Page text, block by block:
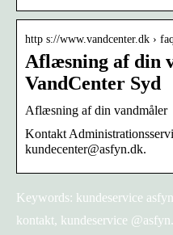
http s://www.vandcenter.dk ›
Aflæsning af din
VandCenter Syd
Aflæsning af din vandmåler
Kontakt
kundecenter@asfyn.dk.
Keywords: kundeservice
kontakt, kundeservice